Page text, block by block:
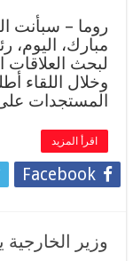
روما – سبأنت
مبارك، اليوم،
لبحث العلاقات
وخلال اللقاء
المستجدات على
اقرأ المزيد
Facebook
وزير الخارجية